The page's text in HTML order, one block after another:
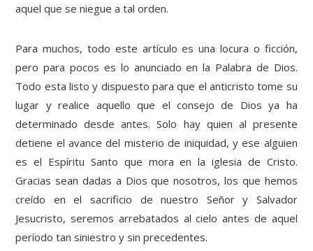
aquel que se niegue a tal orden.
Para muchos, todo este artículo es una locura o ficción,
pero para pocos es lo anunciado en la Palabra de Dios.
Todo esta listo y dispuesto para que el anticristo tome su
lugar y realice aquello que el consejo de Dios ya ha
determinado desde antes. Solo hay quien al presente
detiene el avance del misterio de iniquidad, y ese alguien
es el Espíritu Santo que mora en la iglesia de Cristo.
Gracias sean dadas a Dios que nosotros, los que hemos
creído en el sacrificio de nuestro Señor y Salvador
Jesucristo, seremos arrebatados al cielo antes de aquel
período tan siniestro y sin precedentes.